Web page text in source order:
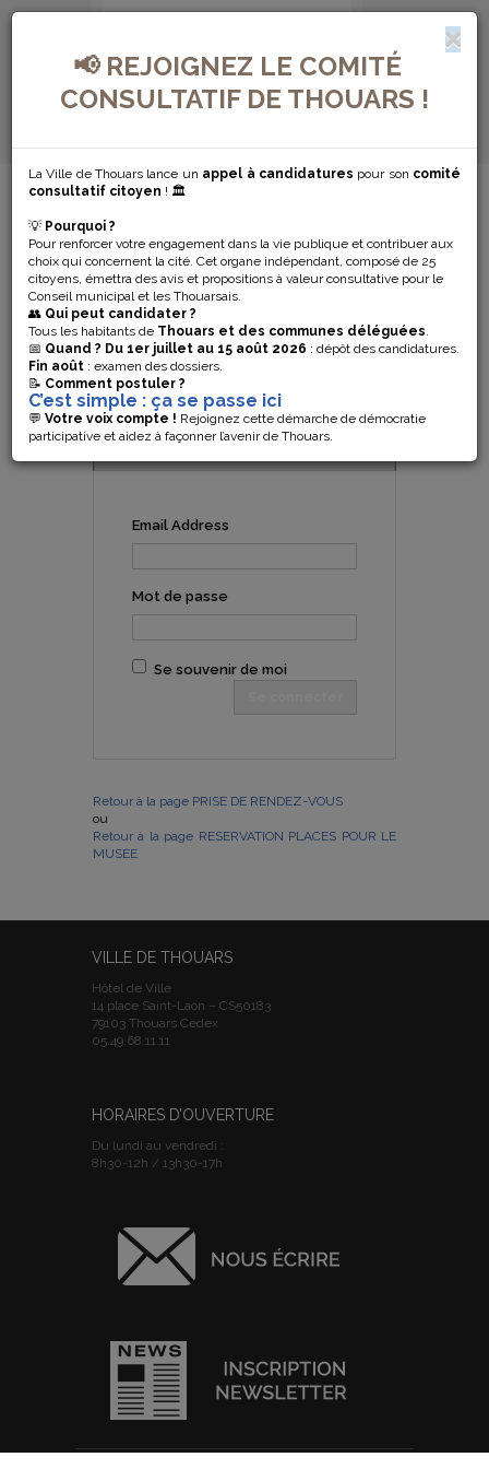
📢 REJOIGNEZ LE COMITÉ
CONSULTATIF DE THOUARS !
La Ville de Thouars lance un appel à candidatures pour son comité
consultatif citoyen ! 🏛️
💡 Pourquoi ?
Pour renforcer votre engagement dans la vie publique et contribuer aux
choix qui concernent la cité. Cet organe indépendant, composé de 25
citoyens, émettra des avis et propositions à valeur consultative pour le
Conseil municipal et les Thouarsais.
👥 Qui peut candidater ?
Tous les habitants de Thouars et des communes déléguées.
📅 Quand ? Du 1er juillet au 15 août 2026 : dépôt des candidatures.
Fin août : examen des dossiers.
📝 Comment postuler ?
C’est simple : ça se passe ici
💬 Votre voix compte ! Rejoignez cette démarche de démocratie
participative et aidez à façonner l’avenir de Thouars.
MENU DE NAVIGATION...
JE ME SUIS
DÉJÀ
ENREGISTRÉ(E)
Sign In
Email Address
Mot de passe
Se souvenir de moi
Retour à la page PRISE DE RENDEZ-VOUS
ou
Retour à la page RESERVATION PLACES POUR LE
MUSEE
VILLE DE THOUARS
Hôtel de Ville
14 place Saint-Laon – CS50183
79103 Thouars Cedex
05.49.68.11.11
HORAIRES D’OUVERTURE
Du lundi au vendredi :
8h30-12h / 13h30-17h